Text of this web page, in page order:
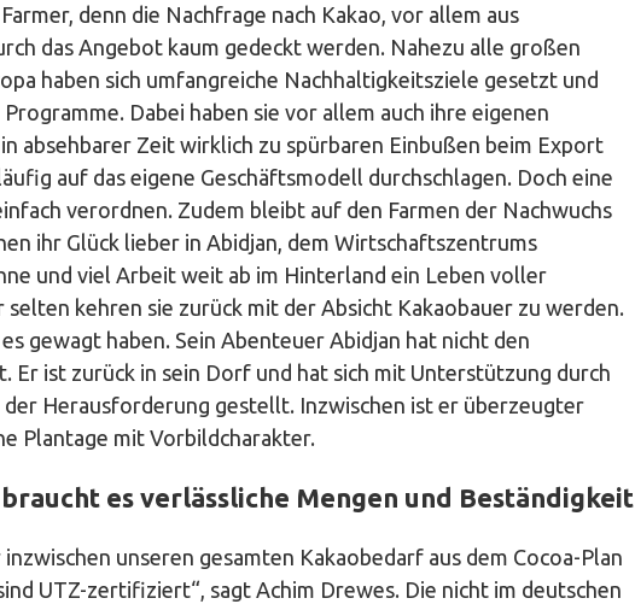
denn die Nachfrage nach Kakao, vor allem aus
das Angebot kaum gedeckt werden. Nahezu alle großen
haben sich umfangreiche Nachhaltigkeitsziele gesetzt und
Dabei haben sie vor allem auch ihre eigenen
absehbarer Zeit wirklich zu spürbaren Einbußen beim Export
auf das eigene Geschäftsmodell durchschlagen. Doch eine
verordnen. Zudem bleibt auf den Farmen der Nachwuchs
ihr Glück lieber in Abidjan, dem Wirtschaftszentrums
und viel Arbeit weit ab im Hinterland ein Leben voller
kehren sie zurück mit der Absicht Kakaobauer zu werden.
gewagt haben. Sein Abenteuer Abidjan hat nicht den
Er ist zurück in sein Dorf und hat sich mit Unterstützung durch
Herausforderung gestellt. Inzwischen ist er überzeugter
Plantage mit Vorbildcharakter.
es verlässliche Mengen und Beständigkeit
inzwischen unseren gesamten Kakaobedarf aus dem Cocoa-Plan
UTZ-zertifiziert“, sagt Achim Drewes. Die nicht im deutschen